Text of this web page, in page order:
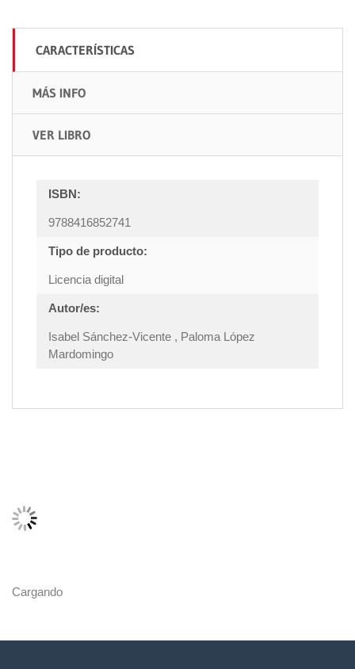
CARACTERÍSTICAS
MÁS INFO
VER LIBRO
ISBN:
9788416852741
Tipo de producto:
Licencia digital
Autor/es:
Isabel Sánchez-Vicente , Paloma López
Mardomingo
Cargando